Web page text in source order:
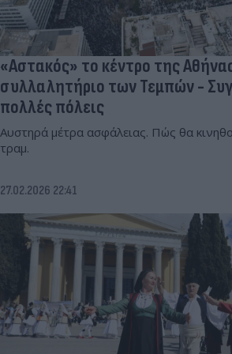
«Αστακός» το κέντρο της
συλλαλητήριο των Τεμπών -
πολλές πόλεις
Αυστηρά μέτρα ασφάλειας. Πώς θα
τραμ.
27.02.2026 22:41